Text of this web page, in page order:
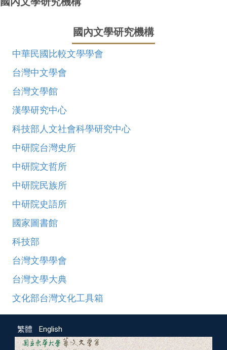
國內文學研究機構
中華民國比較文學學會
台灣中文學會
台灣文學館
漢學研究中心
科技部人文社會科學研究中心
中研院台灣史所
中研院文哲所
中研院民族所
中研院史語所
國家圖書館
科技部
台灣文學學會
台灣文學大典
文化部台灣文化工具箱
繁體 English